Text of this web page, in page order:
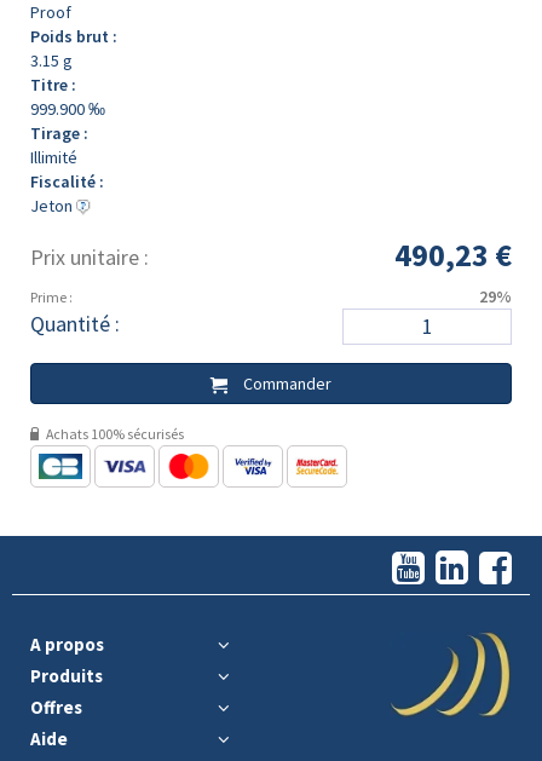
Proof
Poids brut :
3.15 g
Titre :
999.900 ‰
Tirage :
Illimité
Fiscalité :
Jeton
Prix unitaire : 490,23 €
Prime : 29%
Quantité :
Commander
Achats 100% sécurisés
A propos
Produits
Offres
Aide